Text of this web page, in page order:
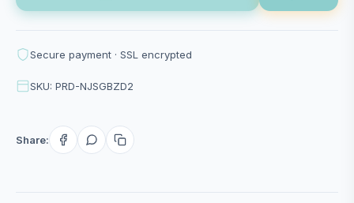
Secure payment · SSL encrypted
SKU: PRD-NJSGBZD2
Share: